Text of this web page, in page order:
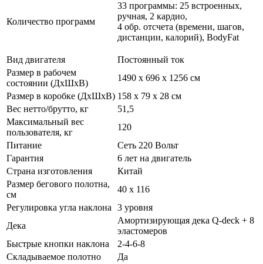
Количество программ
33 программы: 25 встроенных,
ручная, 2 кардио,
4 обр. отсчета (времени, шагов,
дистанции, калорий), BodyFat
Вид двигателя
Постоянный ток
Размер в рабочем
состоянии (ДxШxВ)
1490 x 696 x 1256 см
Размер в коробке (ДxШxВ) 158 x 79 x 28 см
Вес нетто/брутто, кг
51,5
Максимальный вес
пользователя, кг
120
Питание
Сеть 220 Вольт
Гарантия
6 лет на двигатель
Страна изготовления
Китай
Размер бегового полотна,
см
40 x 116
Регулировка угла наклона 3 уровня
Дека
Амортизирующая дека Q-deck + 8
эластомеров
Быстрые кнопки наклона
2-4-6-8
Складываемое полотно
Да